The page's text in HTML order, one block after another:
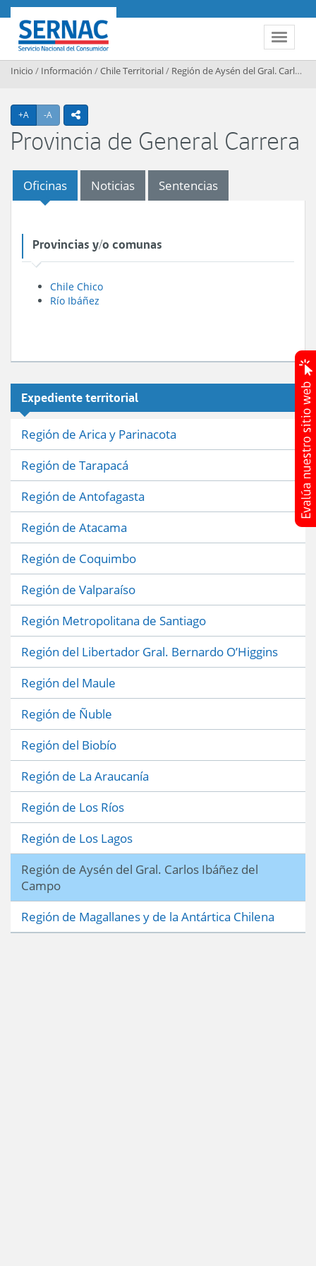
Contenido principal
Toggle
SERNAC
Inicio / Información /Chile Territorial/ Región de Aysén del Gral. Carlos Ibáñez del Campo
+A Agrandar texto
-A Achicar textoicono compartir
Provincia de General Carrera
Oficinas Noticias Sentencias
Provincias y/o comunas
Chile Chico
Río Ibáñez
Expediente territorial
Región de Arica y Parinacota
Región de Tarapacá
Región de Antofagasta
Región de Atacama
Región de Coquimbo
Región de Valparaíso
Región Metropolitana de Santiago
Región del Libertador Gral. Bernardo O’Higgins
Región del Maule
Región de Ñuble
Región del Biobío
Región de La Araucanía
Región de Los Ríos
Región de Los Lagos
Región de Aysén del Gral. Carlos Ibáñez del
Campo
Región de Magallanes y de la Antártica Chilena